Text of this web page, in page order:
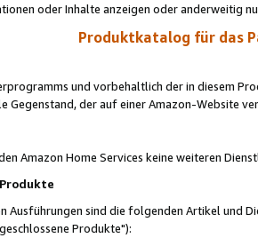
oder Inhalte anzeigen oder anderweitig
Produktkatalog für das
und vorbehaltlich der in diesem
Gegenstand, der auf einer Amazon-Website
Amazon Home Services keine weiteren
Produkte
Ausführungen sind die folgenden Artikel und
Produkte"):